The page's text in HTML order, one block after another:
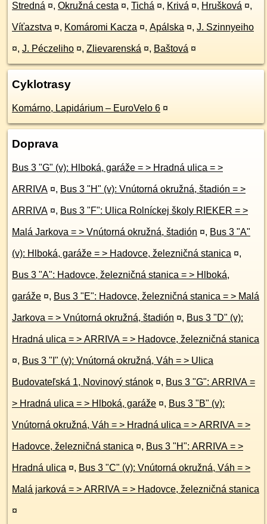
Stredná ¤, Okružná cesta ¤, Tichá ¤, Krivá ¤, Hrušková ¤,
Víťazstva ¤, Komáromi Kacza ¤, Apálska ¤, J. Szinnyeiho
¤, J. Péczeliho ¤, Zlievarenská ¤, Baštová ¤
Cyklotrasy
Komárno, Lapidárium – EuroVelo 6 ¤
Doprava
Bus 3 "G" (v): Hlboká, garáže = > Hradná ulica = >
ARRIVA ¤, Bus 3 "H" (v): Vnútorná okružná, štadión = >
ARRIVA ¤, Bus 3 "F": Ulica Rolníckej školy RIEKER = >
Malá Jarkova = > Vnútorná okružná, štadión ¤, Bus 3 "A"
(v): Hlboká, garáže = > Hadovce, železničná stanica ¤,
Bus 3 "A": Hadovce, železničná stanica = > Hlboká,
garáže ¤, Bus 3 "E": Hadovce, železničná stanica = > Malá
Jarkova = > Vnútorná okružná, štadión ¤, Bus 3 "D" (v):
Hradná ulica = > ARRIVA = > Hadovce, železničná stanica
¤, Bus 3 "I" (v): Vnútorná okružná, Váh = > Ulica
Budovateľská 1, Novinový stánok ¤, Bus 3 "G": ARRIVA =
> Hradná ulica = > Hlboká, garáže ¤, Bus 3 "B" (v):
Vnútorná okružná, Váh = > Hradná ulica = > ARRIVA = >
Hadovce, železničná stanica ¤, Bus 3 "H": ARRIVA = >
Hradná ulica ¤, Bus 3 "C" (v): Vnútorná okružná, Váh = >
Malá jarková = > ARRIVA = > Hadovce, železničná stanica
¤